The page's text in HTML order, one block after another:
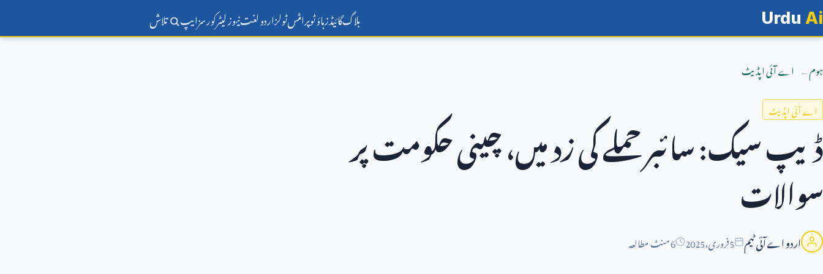
Urdu Ai بلاگگائیڈزہاؤ ٹوپرامٹسٹولزاردو لغتنیوز لیٹرکورسزایپ تلاش
ہوم اے آئی اپڈیٹ
اے آئی اپڈیٹ
ڈیپ سیک: سائبر حملے کی زد میں، چینی حکومت پر
سوالات
اردو اے آئی ٹیم 5فروری،2025 6 منٹ مطالعہ